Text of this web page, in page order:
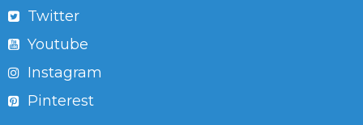
Twitter
Youtube
Instagram
Pinterest